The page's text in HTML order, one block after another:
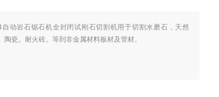
自动岩石锯石机全封闭试刚石切割机用于切割水磨石，天然
陶瓷。耐火砖。等到非金属材料板材及管材。